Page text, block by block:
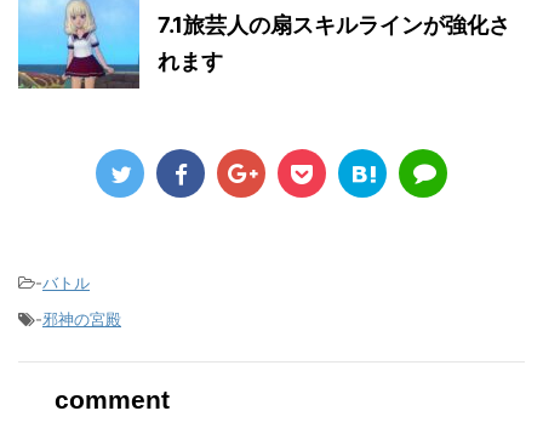
7.1旅芸人の扇スキルラインが強化さ
れます
-バトル
-邪神の宮殿
comment